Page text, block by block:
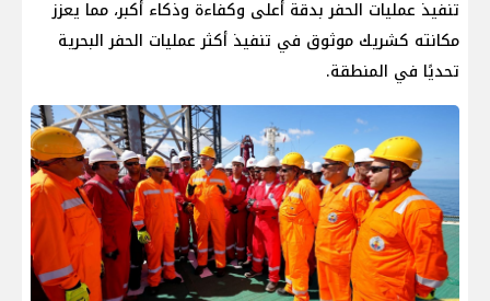
تنفيذ عمليات الحفر بدقة أعلى وكفاءة وذكاء أكبر، مما يعزز
مكانته كشريك موثوق في تنفيذ أكثر عمليات الحفر البحرية
تحديًا في المنطقة.